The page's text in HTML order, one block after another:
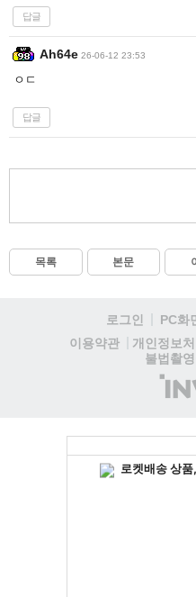
답글
Ah64e 26-06-12 23:53
ㅇㄷ
답글
목록 본문
로그인 PC화
이용약관
개인정보
불법촬